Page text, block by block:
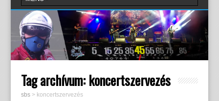
Tag archívum: koncertszervezés
sbs> koncertszervezés